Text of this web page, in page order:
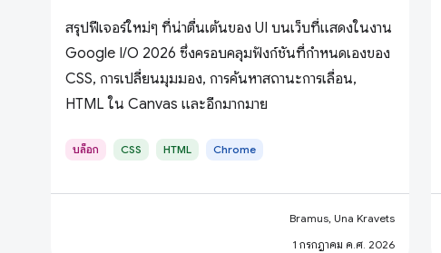
สรุปฟีเจอร์ใหม่ๆ ที่น่าตื่นเต้นของ UI บนเว็บที่แสดงในงาน
Google I/O 2026 ซึ่งครอบคลุมฟังก์ชันที่กำหนดเองของ
CSS, การเปลี่ยนมุมมอง, การค้นหาสถานะการเลื่อน,
HTML ใน Canvas และอีกมากมาย
บล็อก CSS HTML Chrome
Bramus, Una Kravets
1 กรกฎาคม ค.ศ. 2026